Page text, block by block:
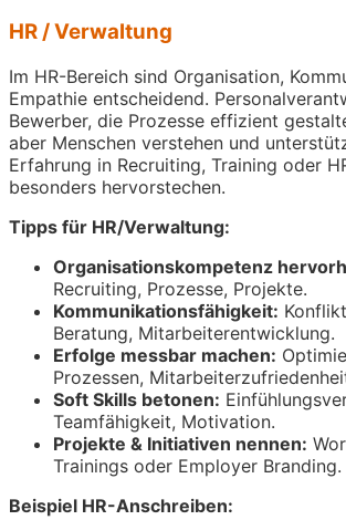
HR / Verwaltung
Im HR-Bereich sind Organisation,
Empathie entscheidend.
Bewerber, die Prozesse effizient
aber Menschen verstehen und
Erfahrung in Recruiting, Training oder
besonders hervorstechen.
Tipps für HR/Verwaltung:
Organisationskompetenz
Recruiting, Prozesse, Projekte.
Kommunikationsfähigkeit:
Beratung, Mitarbeiterentwicklung.
Erfolge messbar machen:
Prozessen,
Soft Skills betonen:
Teamfähigkeit, Motivation.
Projekte & Initiativen nennen:
Trainings oder Employer Branding.
Beispiel HR-Anschreiben: